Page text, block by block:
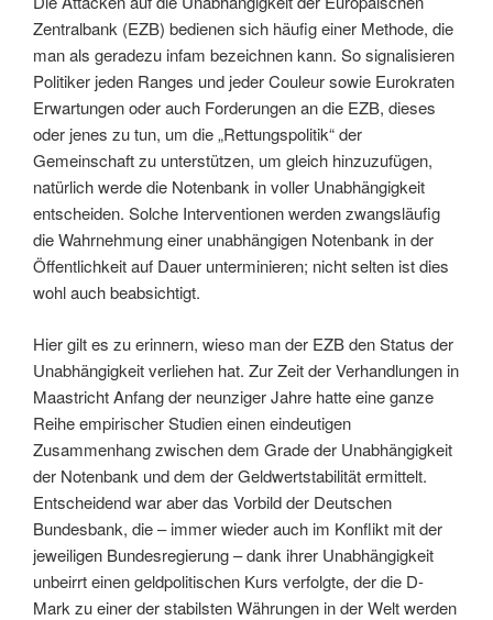
Zentralbank (EZB) bedienen sich häufig einer Methode, die
man als geradezu infam bezeichnen kann. So signalisieren
Politiker jeden Ranges und jeder Couleur sowie Eurokraten
Erwartungen oder auch Forderungen an die EZB, dieses
oder jenes zu tun, um die „Rettungspolitik“ der
Gemeinschaft zu unterstützen, um gleich hinzuzufügen,
natürlich werde die Notenbank in voller Unabhängigkeit
entscheiden. Solche Interventionen werden zwangsläufig
die Wahrnehmung einer unabhängigen Notenbank in der
Öffentlichkeit auf Dauer unterminieren; nicht selten ist dies
wohl auch beabsichtigt.
Hier gilt es zu erinnern, wieso man der EZB den Status der
Unabhängigkeit verliehen hat. Zur Zeit der Verhandlungen in
Maastricht Anfang der neunziger Jahre hatte eine ganze
Reihe empirischer Studien einen eindeutigen
Zusammenhang zwischen dem Grade der Unabhängigkeit
der Notenbank und dem der Geldwertstabilität ermittelt.
Entscheidend war aber das Vorbild der Deutschen
Bundesbank, die – immer wieder auch im Konflikt mit der
jeweiligen Bundesregierung – dank ihrer Unabhängigkeit
unbeirrt einen geldpolitischen Kurs verfolgte, der die D-
Mark zu einer der stabilsten Währungen in der Welt werden